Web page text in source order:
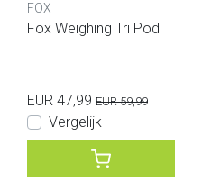
FOX
Fox Weighing Tri Pod
EUR 47,99 EUR 59,99
Vergelijk